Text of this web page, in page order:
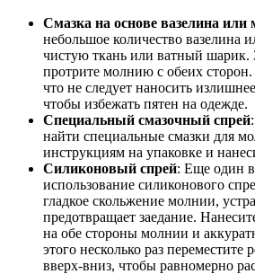
Смазка на основе вазелина или
небольшое количество вазелина
чистую ткань или ватный шарик.
протрите молнию с обеих
что не следует наносить
чтобы избежать пятен на одежде.
Специальный смазочный спрей
найти специальные смазки для
инструкциям на упаковке и
Силиконовый спрей: Еще один
использование силиконового
гладкое скольжение молнии,
предотвращает заедание.
на обе стороны молнии и
этого несколько раз переместите
вверх-вниз, чтобы равномерно